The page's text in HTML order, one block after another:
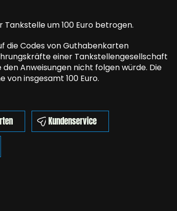
um 100 Euro betrogen.
die Codes von Guthabenkarten
einer Tankstellengesellschaft
Anweisungen nicht folgen würde. Die
insgesamt 100 Euro.
Kundenservice